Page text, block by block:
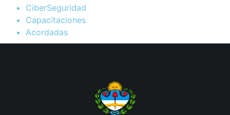
CiberSeguridad
Capacitaciones
Acordadas